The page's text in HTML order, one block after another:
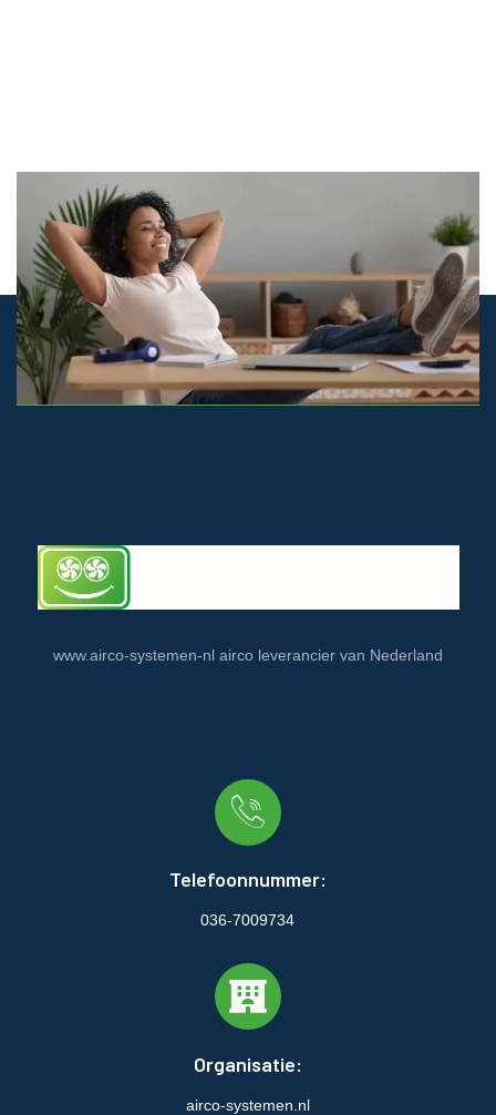
© airco-systemen.nl alle rechten voorbehouden
www.airco-systemen-nl airco leverancier van Nederland
Telefoonnummer:
036-7009734
Organisatie:
airco-systemen.nl